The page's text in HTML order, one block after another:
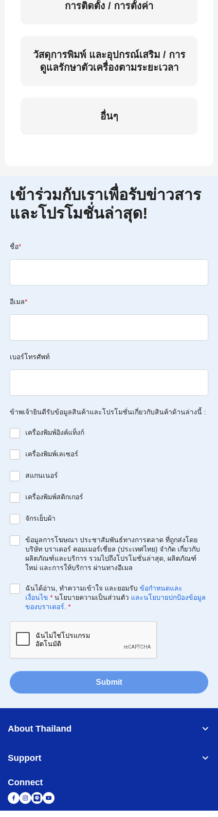
การติดตั้ง / การตั้งค่า
วัสดุการพิมพ์ และอุปกรณ์เสริม / การ
ดูแลรักษาตัวเครื่องตามระยะเวลา
อื่นๆ
เข้าร่วมกับเราเพื่อรับข่าวสาร
และโปรโมชั่นล่าสุด!
ชื่อ*
อีเมล*
เบอร์โทรศัพท์
ข้าพเจ้ายินดีรับข้อมูลสินค้าและโปรโมชั่นเกี่ยวกับสินค้าด้านล่างนี้ :
เครื่องพิมพ์อิงค์แท็งก์
เครื่องพิมพ์เลเซอร์
สแกนเนอร์
เครื่องพิมพ์สติกเกอร์
จักรเย็บผ้า
ข้อมูลการโฆษณา ประชาสัมพันธ์ทางการตลาด ที่ถูกส่งโดย
บริษัท บราเดอร์ คอมเมอร์เชี่ยล (ประเทศไทย) จำกัด เกี่ยวกับ
ผลิตภัณฑ์และบริการ รวมไปถึงโปรโมชั่นล่าสุด, ผลิตภัณฑ์
ใหม่ และการให้บริการ ผ่านทางอีเมล
ฉันได้อ่าน, ทำความเข้าใจ และยอมรับ ข้อกำหนดและ
เงื่อนไข * นโยบายความเป็นส่วนตัว และนโยบายปกป้องข้อมูล
ของบราเดอร์ *
Submit
About Thailand
Support
Connect